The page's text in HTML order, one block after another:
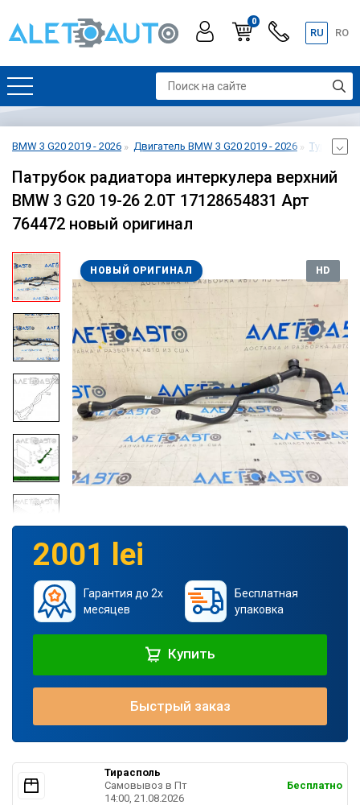
0
RU RO
BMW 3 G20 2019 - 2026 Двигатель BMW 3 G20 2019 - 2026 Турбо
Патрубок радиатора интеркулера верхний
BMW 3 G20 19-26 2.0T 17128654831 Арт
764472 новый оригинал
НОВЫЙ ОРИГИНАЛ HD
2001 lei
Гарантия до 2х
месяцев
Бесплатная
упаковка
Купить
Быстрый заказ
Тирасполь
Самовывоз в Пт
14:00, 21.08.2026
Бесплатно